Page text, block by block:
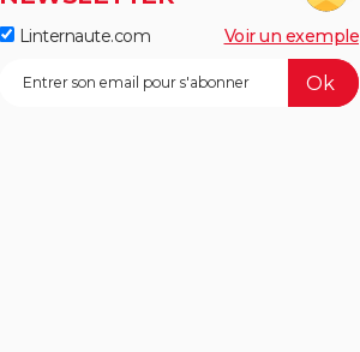
Linternaute.com Voir un exemple